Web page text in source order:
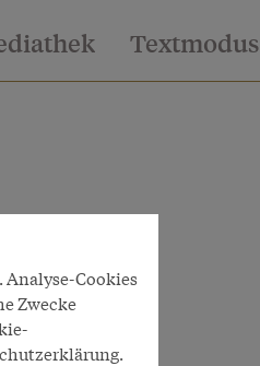
Textmodus
Cookies
Zwecke